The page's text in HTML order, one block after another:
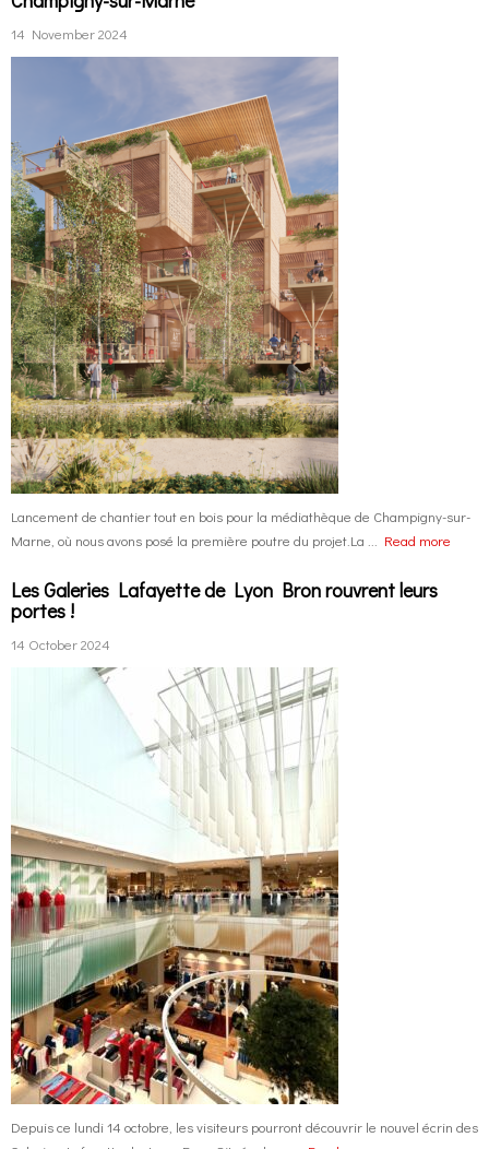
14 November 2024
Lancement de chantier tout en bois pour la médiathèque de Champigny-sur-
Marne, où nous avons posé la première poutre du projet.La ... Read more
Les Galeries Lafayette de Lyon Bron rouvrent leurs
portes !
14 October 2024
Depuis ce lundi 14 octobre, les visiteurs pourront découvrir le nouvel écrin des